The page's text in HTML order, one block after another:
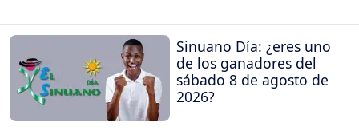
Sinuano Día: ¿eres uno
de los ganadores del
sábado 8 de agosto de
2026?